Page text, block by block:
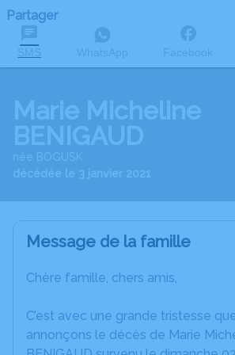
Partager
SMS WhatsApp Facebook
Marie Micheline
BENIGAUD
née BOGUSK
décédée le 3 janvier 2021
Message de la famille
Chère famille, chers amis,
C’est avec une grande tristesse
annonçons le décès de Marie